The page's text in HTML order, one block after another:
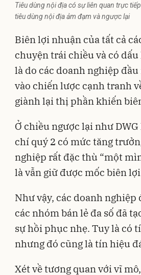
Tiêu dùng nội địa có sự liên quan trực
tiêu dùng nội địa ảm đạm và ngược lại
Biên lợi nhuận của tất cả
chuyện trái chiều và có
là do các doanh nghiệp
vào chiến lược cạnh tranh
giành lại thị phần khiến
Ở chiều ngược lại như
chí quý 2 có mức tăng
nghiệp rất đặc thù “một
là vẫn giữ được mốc biên
Như vậy, các doanh
các nhóm bán lẻ đa số đã
sự hồi phục nhẹ. Tuy là có
nhưng đó cũng là tín hiệu
Xét về tương quan với vĩ